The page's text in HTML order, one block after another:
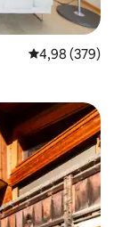
4,98 de uma
4,98 (379)